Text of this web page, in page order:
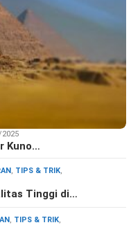
Kuno…
, TIPS & TRIK,
Tinggi di…
, TIPS & TRIK,